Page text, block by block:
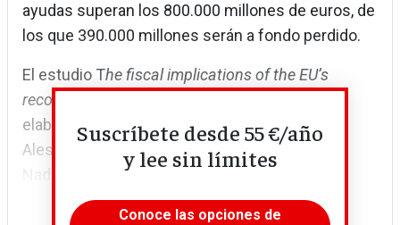
ayudas superan los 800.000 millones de euros, de
los que 390.000 millones serán a fondo perdido.
El estudio The fiscal implications of the EU’s
recovery package
elaborado por los economistas
Alessandro Giovannini, Sebastian Hauptmeier,
Nadine Leiner-Killinger...
Suscríbete desde 55 €/año
y lee sin límites
Conoce las opciones de